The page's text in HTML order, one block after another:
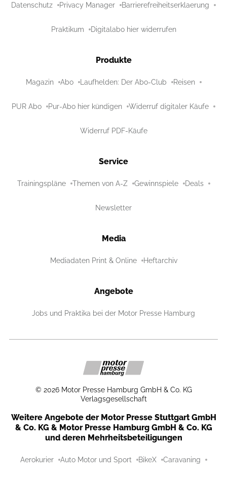
Datenschutz Privacy Manager Barrierefreiheitserklaerung
Praktikum Digitalabo hier widerrufen
Produkte
Magazin Abo Laufhelden: Der Abo-Club Reisen
PUR Abo Pur-Abo hier kündigen Widerruf digitaler Käufe
Widerruf PDF-Käufe
Service
Trainingspläne Themen von A-Z Gewinnspiele Deals
Newsletter
Media
Mediadaten Print & Online Heftarchiv
Angebote
Jobs und Praktika bei der Motor Presse Hamburg
© 2026 Motor Presse Hamburg GmbH & Co. KG
Verlagsgesellschaft
Weitere Angebote der Motor Presse Stuttgart GmbH
& Co. KG & Motor Presse Hamburg GmbH & Co. KG
und deren Mehrheitsbeteiligungen
Aerokurier Auto Motor und Sport BikeX Caravaning